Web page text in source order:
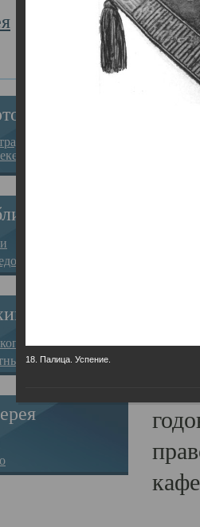
за веру в
на Севере”
дел
ходы
Главная
18. Палица. Успение.